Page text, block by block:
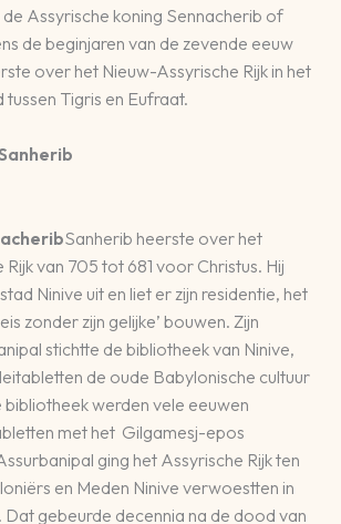
Assyrische koning Sennacherib of
de beginjaren van de zevende eeuw
over het Nieuw-Assyrische Rijk in het
Tigris en Eufraat.
Sanherib heerste over het
van 705 tot 681 voor Christus. Hij
Ninive uit en liet er zijn residentie, het
zonder zijn gelijke’ bouwen. Zijn
stichtte de bibliotheek van Ninive,
de oude Babylonische cultuur
werden vele eeuwen
met het Gilgamesj-epos
ging het Assyrische Rijk ten
en Meden Ninive verwoestten in
Dat gebeurde decennia na de dood van